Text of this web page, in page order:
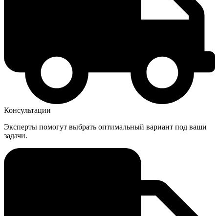
Консультации
Эксперты помогут выбрать оптимальный вариант под ваши
задачи.